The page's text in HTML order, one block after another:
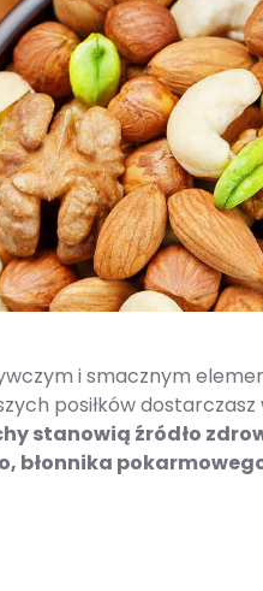
i smacznym
posiłków
stanowią źródło
błonnika